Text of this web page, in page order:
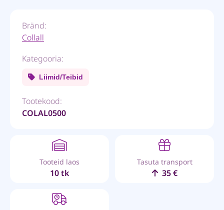
Bränd:
Collall
Kategooria:
Liimid/Teibid
Tootekood:
COLAL0500
Tooteid laos
10 tk
Tasuta transport
35 €